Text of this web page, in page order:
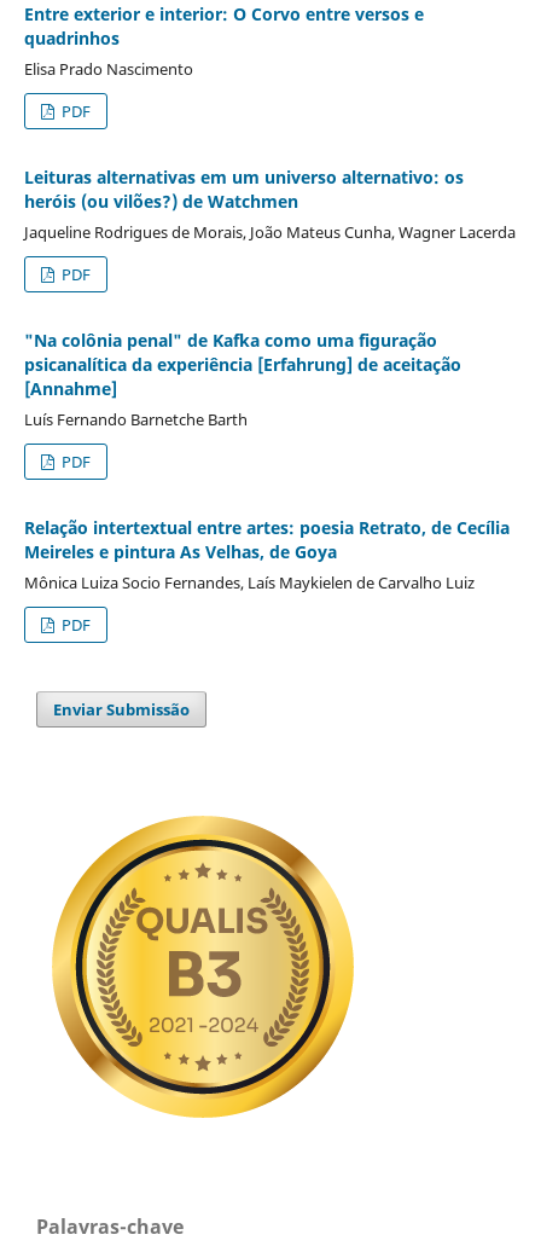
Entre exterior e interior: O Corvo entre versos e
quadrinhos
Elisa Prado Nascimento
PDF
Leituras alternativas em um universo alternativo: os
heróis (ou vilões?) de Watchmen
Jaqueline Rodrigues de Morais, João Mateus Cunha, Wagner Lacerda
PDF
"Na colônia penal" de Kafka como uma figuração
psicanalítica da experiência [Erfahrung] de aceitação
[Annahme]
Luís Fernando Barnetche Barth
PDF
Relação intertextual entre artes: poesia Retrato, de Cecília
Meireles e pintura As Velhas, de Goya
Mônica Luiza Socio Fernandes, Laís Maykielen de Carvalho Luiz
PDF
Enviar Submissão
Palavras-chave